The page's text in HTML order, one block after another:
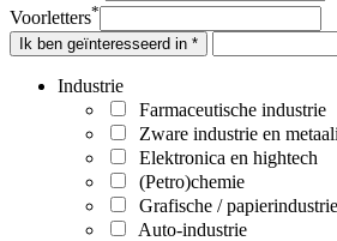
Voorletters*
Ik ben geïnteresseerd in *
Industrie
Farmaceutische industrie
Zware industrie en
Elektronica en hightech
(Petro)chemie
Grafische / papierindustrie
Auto-industrie